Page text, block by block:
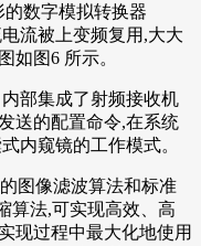
数字模拟转换器
电流被上变频复用,大大
如图6 所示。
部集成了射频接收机
送的配置命令,在系统
内窥镜的工作模式。
图像滤波算法和标准
算法,可实现高效、高
现过程中最大化地使用